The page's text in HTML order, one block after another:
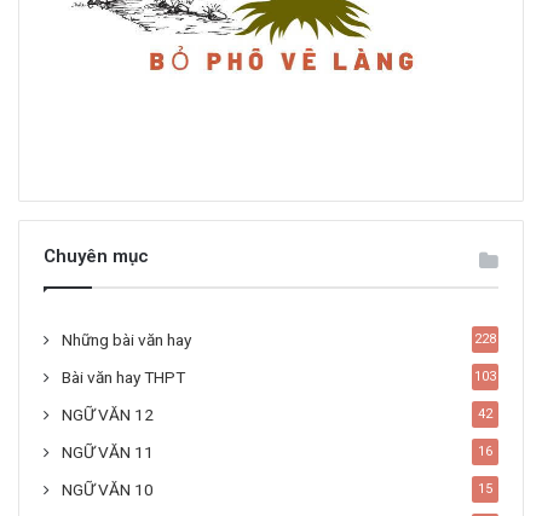
Chuyên mục
Những bài văn hay 228
Bài văn hay THPT 103
NGỮ VĂN 12 42
NGỮ VĂN 11 16
NGỮ VĂN 10 15